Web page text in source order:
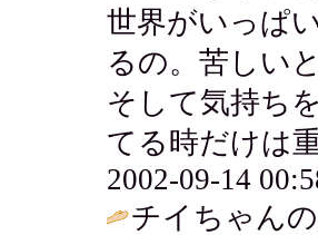
世界がいっぱ
るの。苦しい
そして気持ち
てる時だけは
2002-09-14
チイちゃん